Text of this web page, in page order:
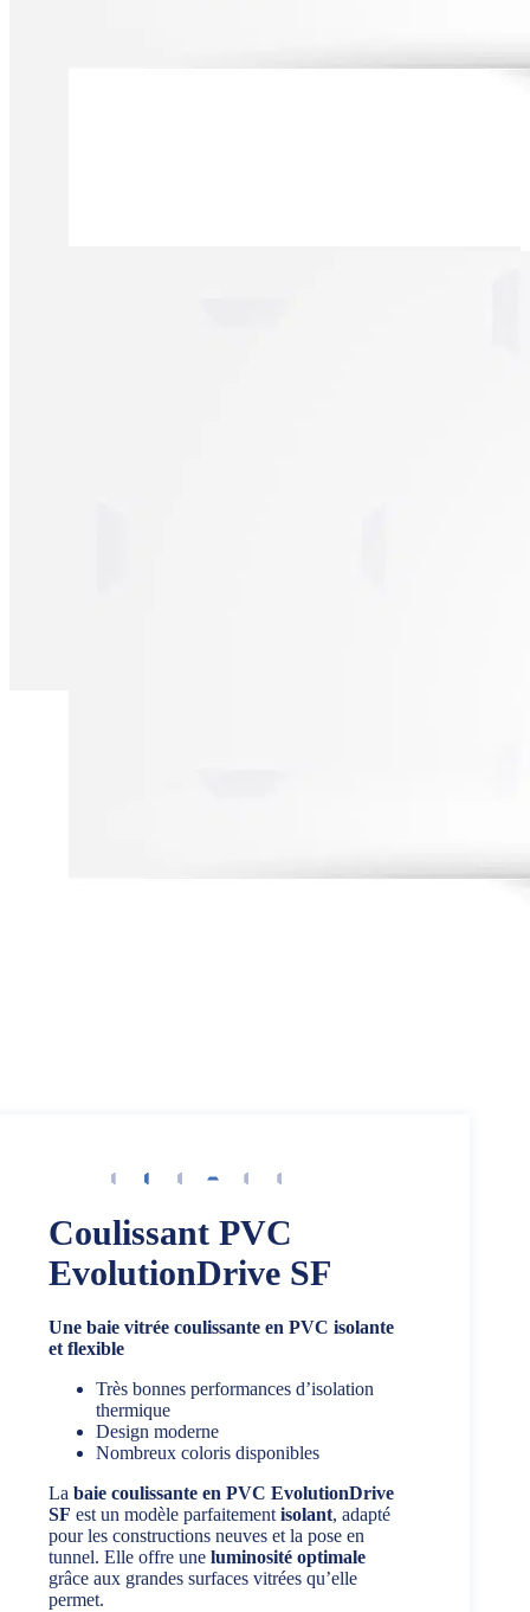
Coulissant PVC
EvolutionDrive SF
Une baie vitrée coulissante en PVC isolante
et flexible
Très bonnes performances d’isolation
thermique
Design moderne
Nombreux coloris disponibles
Labaie coulissante en PVC EvolutionDrive
SF est un modèle parfaitementisolant, adapté
pour les constructions neuves et la pose en
tunnel. Elle offre uneluminosité optimale
grâce aux grandes surfaces vitrées qu’elle
permet.